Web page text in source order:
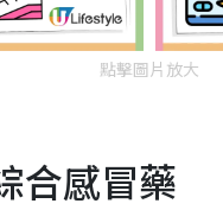
點擊圖片放大
合感冒藥